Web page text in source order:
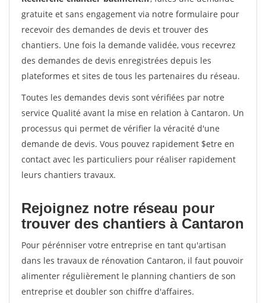
gratuite et sans engagement via notre formulaire pour
recevoir des demandes de devis et trouver des
chantiers. Une fois la demande validée, vous recevrez
des demandes de devis enregistrées depuis les
plateformes et sites de tous les partenaires du réseau.
Toutes les demandes devis sont vérifiées par notre
service Qualité avant la mise en relation à Cantaron. Un
processus qui permet de vérifier la véracité d'une
demande de devis. Vous pouvez rapidement $etre en
contact avec les particuliers pour réaliser rapidement
leurs chantiers travaux.
Rejoignez notre réseau pour
trouver des chantiers à Cantaron
Pour pérénniser votre entreprise en tant qu'artisan
dans les travaux de rénovation Cantaron, il faut pouvoir
alimenter régulièrement le planning chantiers de son
entreprise et doubler son chiffre d'affaires.